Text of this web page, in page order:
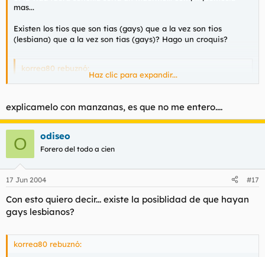
mas...
Existen los tios que son tias (gays) que a la vez son tios
(lesbiana) que a la vez son tias (gays)? Hago un croquis?
korrea80 rebuznó:
te complicas muxo la vida odiseo...
Haz clic para expandir...
Haz clic para expandir...
explicamelo con manzanas, es que no me entero....
O odiseo
Forero del todo a cien
17 Jun 2004 #17
Con esto quiero decir... existe la posiblidad de que hayan
gays lesbianos?
korrea80 rebuznó: